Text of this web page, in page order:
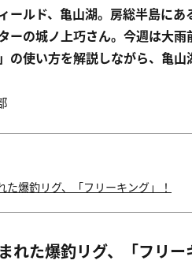
ールド、亀山湖。房総半島に
ーの城ノ上巧さん。今週は大雨
の使い方を解説しながら、亀山
た爆釣リグ、「フリーキング」！
れた爆釣リグ、 「フリー